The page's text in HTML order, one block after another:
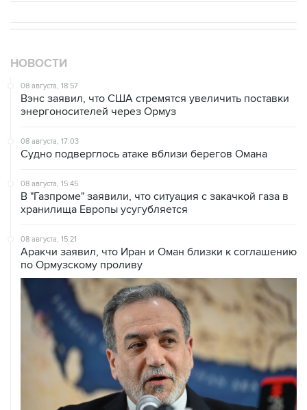
НОВОСТИ
08 августа, 18:57
Вэнс заявил, что США стремятся увеличить поставки
энергоносителей через Ормуз
08 августа, 17:03
Судно подверглось атаке вблизи берегов Омана
08 августа, 15:45
В "Газпроме" заявили, что ситуация с закачкой газа в
хранилища Европы усугубляется
08 августа, 15:21
Аракчи заявил, что Иран и Оман близки к соглашению
по Ормузскому проливу